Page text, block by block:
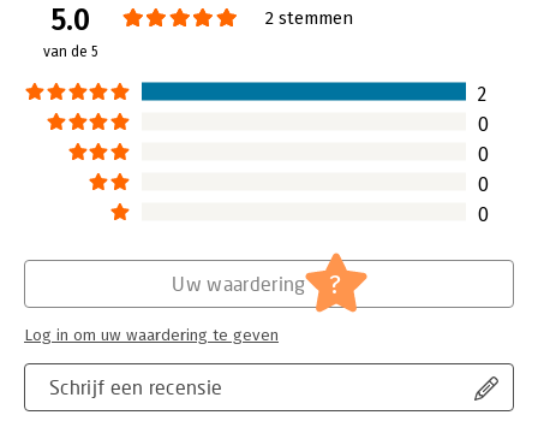
de relatie centraal, maar reiken ook
nog eens een instrument aan om de
te kwantificeren en zo werkelijk te
sturen op duurzame relaties.
5.0
van de 5
2 stemmen
2
0
0
0
0
Schrijf een recensie
Uw waardering ?
Log in om uw waardering te geven